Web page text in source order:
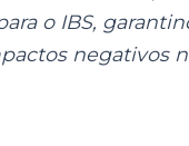
o IBS,
negativos